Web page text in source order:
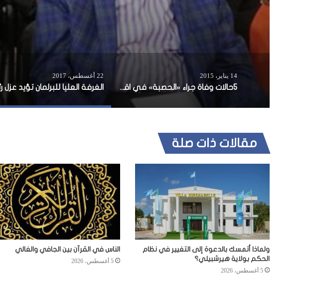
14 يناير، 2015
5حالات وفاة جراء «الحصبة» في اقليم غذو والأطباء يحذرون من انتشاره
22 أغسطس، 2017
مقالات ذات صلة
ولماذا أتمسك بالدعوة إلى التغيير في نظام
الحكم بولاية هيرشبيلي؟
5 أغسطس، 2026
الناس في القرآن بين الجافي والغالي
5 أغسطس، 2026